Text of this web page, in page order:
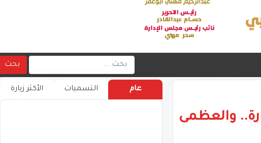
بحث
والعظمى
عام التسميات الأكثر زيارة